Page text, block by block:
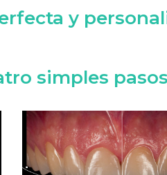
y
simples